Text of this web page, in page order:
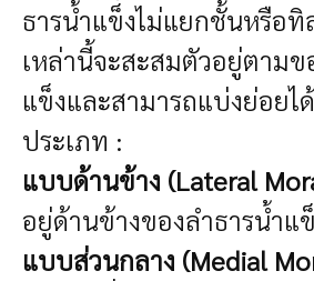
ธารน้ำแข็งไม่แยกชั้นหรือ
เหล่านี้จะสะสมตัวอยู่ตามข
แข็งและสามารถแบ่งย่อยไ
ประเภท :
แบบด้านข้าง (Lateral
อยู่ด้านข้างของลำธารน้ำแ
แบบส่วนกลาง (Medial